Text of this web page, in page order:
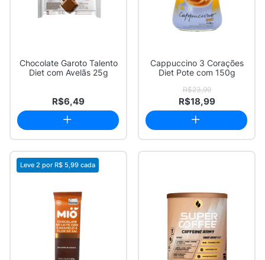
Chocolate Garoto Talento
Diet com Avelãs 25g
R$6,49
Cappuccino 3 Corações
Diet Pote com 150g
R$23,99
R$18,99
Leve 2 por R$ 5,99 cada